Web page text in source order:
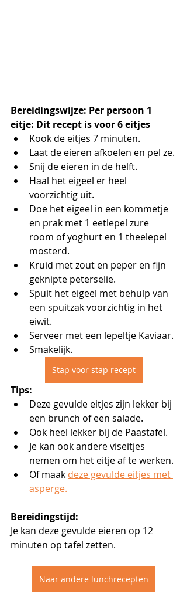
Bereidingswijze: Per persoon 1
eitje: Dit recept is voor 6 eitjes
Kook de eitjes 7 minuten.
Laat de eieren afkoelen en pel ze.
Snij de eieren in de helft.
Haal het eigeel er heel
voorzichtig uit.
Doe het eigeel in een kommetje
en prak met 1 eetlepel zure
room of yoghurt en 1 theelepel
mosterd.
Kruid met zout en peper en fijn
geknipte peterselie.
Spuit het eigeel met behulp van
een spuitzak voorzichtig in het
eiwit.
Serveer met een lepeltje Kaviaar.
Smakelijk.
Stap voor stap recept
Tips:
Deze gevulde eitjes zijn lekker bij
een brunch of een salade.
Ook heel lekker bij de Paastafel.
Je kan ook andere viseitjes
nemen om het eitje af te werken.
Of maak deze gevulde eitjes met
asperge.
Bereidingstijd:
Je kan deze gevulde eieren op 12
minuten op tafel zetten.
Naar andere lunchrecepten